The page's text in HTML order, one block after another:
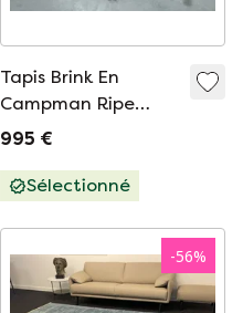
Tapis Brink En
Campman Ripe
200X245
995 €
Sélectionné
-56%